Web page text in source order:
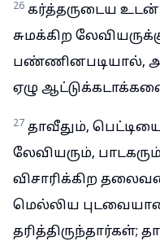
26 கர்த்தருடைய
சுமக்கிற
பண்ணினபடியால்,
ஏழு
27 தாவீதும்,
லேவியரும்,
விசாரிக்கிற
மெல்லிய
தரித்திருந்தார்கள்;